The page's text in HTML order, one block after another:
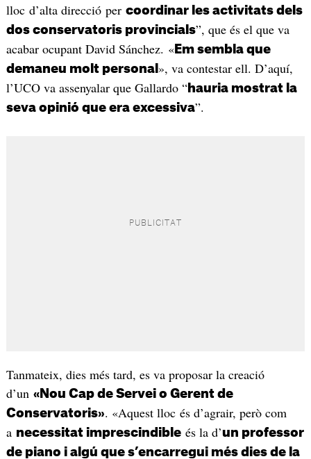
lloc d’alta direcció per coordinar les activitats dels
dos conservatoris provincials”, que és el que va
acabar ocupant David Sánchez. «Em sembla que
demaneu molt personal », va contestar ell. D’aquí,
l’UCO va assenyalar que Gallardo “hauria mostrat la
seva opinió que era excessiva”.
Tanmateix, dies més tard, es va proposar la creació
d’un «Nou Cap de Servei o Gerent de
Conservatoris». «Aquest lloc és d’agrair, però com
a necessitat imprescindibleés la d’un professor
de piano i algú que s’encarregui més dies de la